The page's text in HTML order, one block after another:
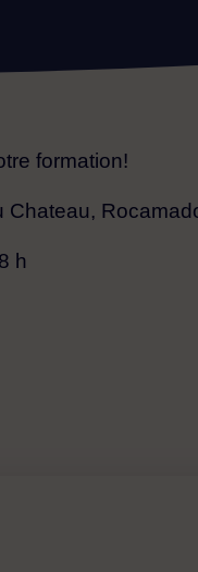
formation!
Chateau,
h